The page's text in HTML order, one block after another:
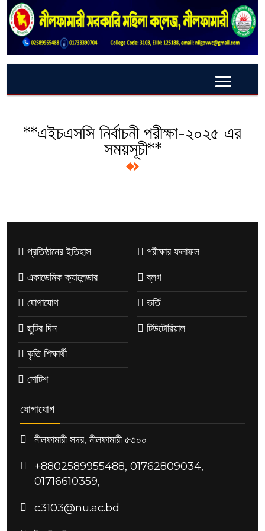
**এইচএসসি নির্বাচনী পরীক্ষা-২০২৫ এর
সময়সূচী**
প্রতিষ্ঠানের ইতিহাস
একাডেমিক ক্যালেন্ডার
যোগাযোগ
ছুটির দিন
কৃতি শিক্ষার্থী
নোটিশ
পরীক্ষার ফলাফল
ব্লগ
ভর্তি
টিউটোরিয়াল
যোগাযোগ
নীলফামারী সদর, নীলফামারী ৫৩০০
+8802589955488, 01762809034,
01716610359,
c3103@nu.ac.bd